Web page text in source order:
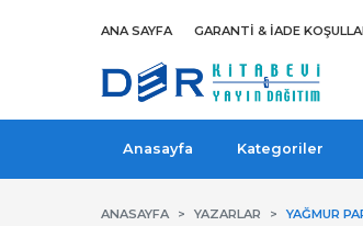
ANA SAYFA GARANTI & İADE
Anasayfa Kategoriler
ANASAYFA YAZARLAR YAĞMUR